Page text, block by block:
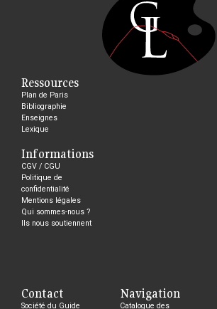
Ressources
Plan de Paris
Bibliographie
Enseignes
Lexique
Informations
CGV / CGU
Politique de
confidentialité
Mentions légales
Qui sommes-nous ?
Ils nous soutiennent
Contact
Société du Guide
Navigation
Catalogue des